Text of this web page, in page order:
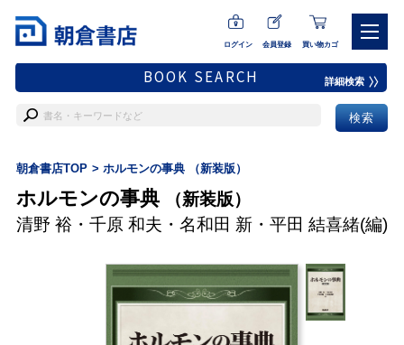
ログイン 会員登録 買い物カゴ
BOOK SEARCH 詳細検索
朝倉書店TOP ホルモンの事典 （新装版）
ホルモンの事典
（新装版）
清野 裕 ・ 千原 和夫 ・ 名和田 新・ 平田 結喜緒(編)